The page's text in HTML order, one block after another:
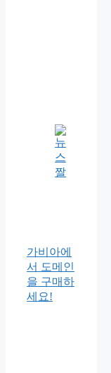
가비아에
서 도메인
을 구매하
세요!